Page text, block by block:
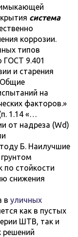
система
коррозии.
типов
ГОСТ 9.401
и старения
Общие
на
факторов.»
1.14 «…
от надреза (Wd)
Б. Наилучшие
стойкости
снижения
в уличных
как в пустых
ШТВ, так и
решений